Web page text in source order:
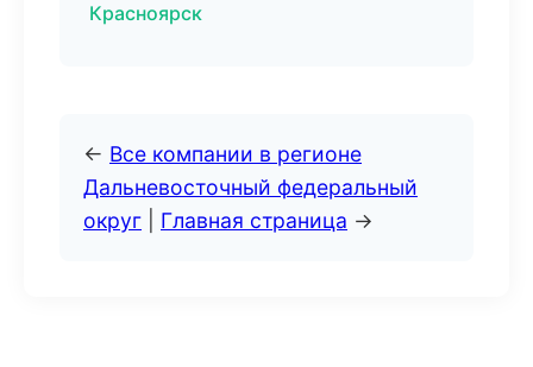
Красноярск
← Все компании в регионе
Дальневосточный федеральный
округ
Главная страница →